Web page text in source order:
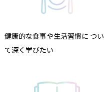
健康的な食事や生活習慣に つい
て深く学びたい